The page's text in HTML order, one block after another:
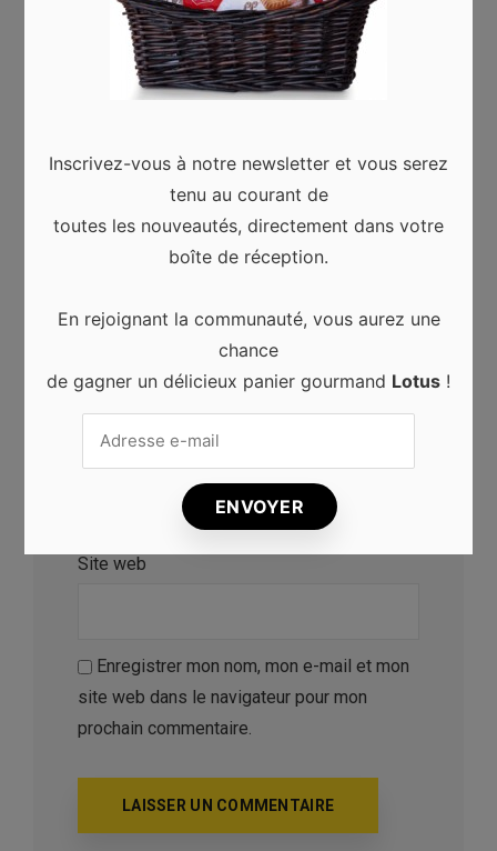
Votre adresse de messagerie ne sera pas
Les champs obligatoires sont indiqués
Site web
Enregistrer mon nom, mon e-mail et mon
site web dans le navigateur pour mon
prochain commentaire.
Inscrivez-vous à notre newsletter et vous serez
tenu au courant de
toutes les nouveautés, directement dans votre
boîte de réception.
En rejoignant la communauté, vous aurez une
chance
de gagner un délicieux panier gourmand Lotus !